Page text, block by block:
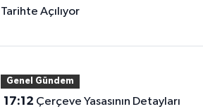
Tarihte Açılıyor
Genel Gündem
17:12